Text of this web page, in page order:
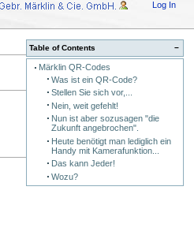
−
Table of Contents
Märklin QR-Codes
Was ist ein QR-Code?
Stellen Sie sich vor,...
Nein, weit gefehlt!
Nun ist aber sozusagen "die
Zukunft angebrochen".
Heute benötigt man lediglich ein
Handy mit Kamerafunktion...
Das kann Jeder!
Wozu?
Log In